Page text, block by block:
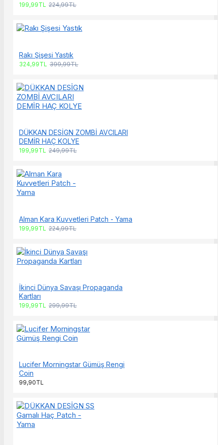
199,99TL 224,99TL
Rakı Şişesi Yastık
324,99TL 399,99TL
DÜKKAN DESİGN ZOMBİ AVCILARI
DEMİR HAÇ KOLYE
199,99TL 249,99TL
Alman Kara Kuvvetleri Patch - Yama
199,99TL 224,99TL
İkinci Dünya Savaşı Propaganda
Kartları
199,99TL 299,99TL
Lucifer Morningstar Gümüş Rengi
Coin
99,90TL